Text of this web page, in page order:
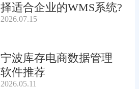
择适合企业的WMS系统?
2026.07.15
宁波库存电商数据管理
软件推荐
2026.05.11